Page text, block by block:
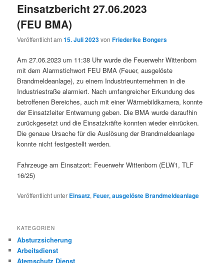
Einsatzbericht 27.06.2023
(FEU BMA)
Veröffentlicht am15. Juli 2023vonFriederike Bongers
Am 27.06.2023 um 11:38 Uhr wurde die Feuerwehr Wittenborn
mit dem Alarmstichwort FEU BMA (Feuer, ausgelöste
Brandmeldeanlage), zu einem Industrieunternehmen in die
Industriestraße alarmiert. Nach umfangreicher Erkundung des
betroffenen Bereiches, auch mit einer Wärmebildkamera, konnte
der Einsatzleiter Entwarnung geben. Die BMA wurde daraufhin
zurückgesetzt und die Einsatzkräfte konnten wieder einrücken.
Die genaue Ursache für die Auslösung der Brandmeldeanlage
konnte nicht festgestellt werden.
Fahrzeuge am Einsatzort: Feuerwehr Wittenborn (ELW1, TLF
16/25)
Veröffentlicht unter Einsatz,Feuer, ausgelöste Brandmeldeanlage
KATEGORIEN
Absturzsicherung
Arbeitsdienst
Atemschutz Dienst